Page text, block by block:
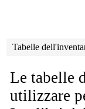
Tabelle
Le tabelle
utilizzare